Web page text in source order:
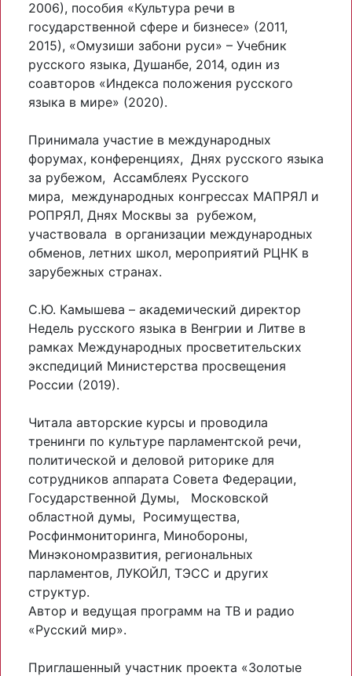
2006), пособия «Культура речи в
государственной сфере и бизнесе» (2011,
2015), «Омузиши забони руси» – Учебник
русского языка, Душанбе, 2014, один из
соавторов «Индекса положения русского
языка в мире» (2020).
Принимала участие в международных
форумах, конференциях, Днях русского языка
за рубежом, Ассамблеях Русского
мира, международных конгрессах МАПРЯЛ и
РОПРЯЛ, Днях Москвы за рубежом,
участвовала в организации международных
обменов, летних школ, мероприятий РЦНК в
зарубежных странах.
С.Ю. Камышева – академический директор
Недель русского языка в Венгрии и Литве в
рамках Международных просветительских
экспедиций Министерства просвещения
России (2019).
Читала авторские курсы и проводила
тренинги по культуре парламентской речи,
политической и деловой риторике для
сотрудников аппарата Совета Федерации,
Государственной Думы, Московской
областной думы, Росимущества,
Росфинмониторинга, Минобороны,
Минэкономразвития, региональных
парламентов, ЛУКОЙЛ, ТЭСС и других
структур.
Автор и ведущая программ на ТВ и радио
«Русский мир».
Приглашенный участник проекта «Золотые